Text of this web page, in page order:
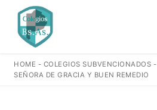
contenido
Buscar:
HOME - COLEGIOS SUBVENCIONADOS -
SEÑORA DE GRACIA Y BUEN REMEDIO